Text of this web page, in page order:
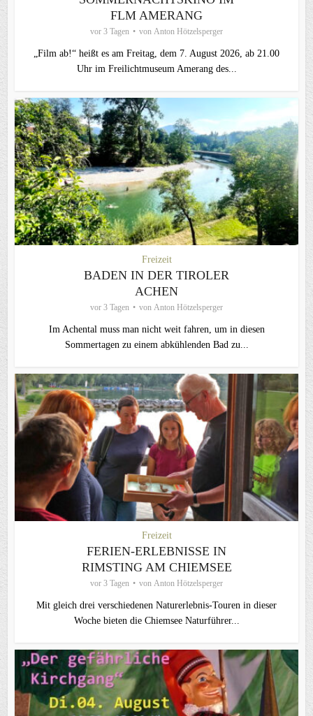
FLM AMERANG
vor 3 Tagen von Anton Hötzelsperger
„Film ab!“ heißt es am Freitag, dem 7. August 2026, ab 21.00
Uhr im Freilichtmuseum Amerang des...
Freizeit
BADEN IN DER TIROLER
ACHEN
vor 3 Tagen von Anton Hötzelsperger
Im Achental muss man nicht weit fahren, um in diesen
Sommertagen zu einem abkühlenden Bad zu...
Freizeit
FERIEN-ERLEBNISSE IN
RIMSTING AM CHIEMSEE
vor 3 Tagen von Anton Hötzelsperger
Mit gleich drei verschiedenen Naturerlebnis-Touren in dieser
Woche bieten die Chiemsee Naturführer...